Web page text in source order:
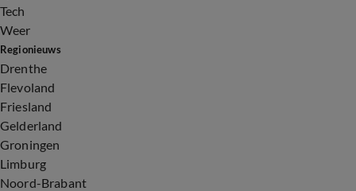
Tech
Weer
Regionieuws
Drenthe
Flevoland
Friesland
Gelderland
Groningen
Limburg
Noord-Brabant